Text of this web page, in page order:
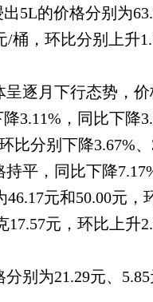
5L的价格分别为
，环比分别上升
逐月下行态势，价
3.11%，同比下降
比分别下降3.67%
平，同比下降
元和50.00元，
元，环比上升
为21.29元、5.85